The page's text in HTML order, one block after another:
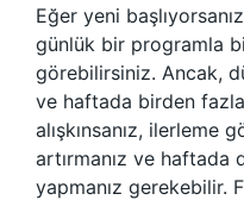
Eğer yeni
günlük bir programla
görebilirsiniz. Ancak,
ve haftada birden
alışkınsanız, ilerleme
artırmanız ve
yapmanız gerekebilir.